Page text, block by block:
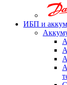
ИБП и